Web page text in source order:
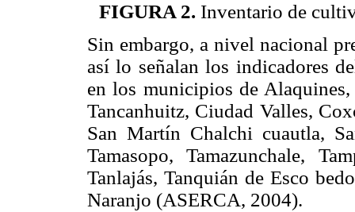
FIGURA 2. Inventario de
Sin embargo, a nivel nacional
así lo señalan los indicadores
en los municipios de
Tancanhuitz, Ciudad Valles,
San Martín Chalchi cuautla,
Tamasopo, Tamazunchale,
Tanlajás, Tanquián de Esco
Naranjo (ASERCA, 2004).